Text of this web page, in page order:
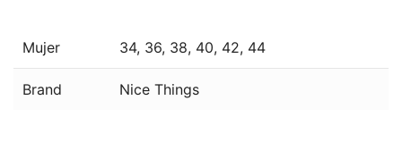
Mujer 34, 36, 38, 40, 42, 44
Brand Nice Things